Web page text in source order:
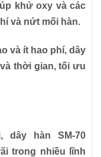
khử oxy và các
và nứt mối hàn.
và ít hao phí, dây
thời gian, tối ưu
dây hàn SM-70
trong nhiều lĩnh